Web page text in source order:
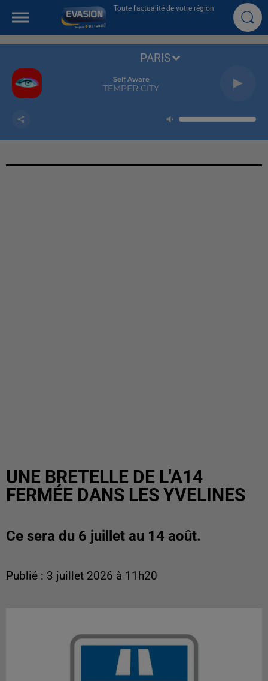
Toute l'actualité de votre région
Self Aware
TEMPER CITY
PARIS
UNE BRETELLE DE L'A14
FERMÉE DANS LES YVELINES
Ce sera du 6 juillet au 14 août.
Publié : 3 juillet 2026 à 11h20